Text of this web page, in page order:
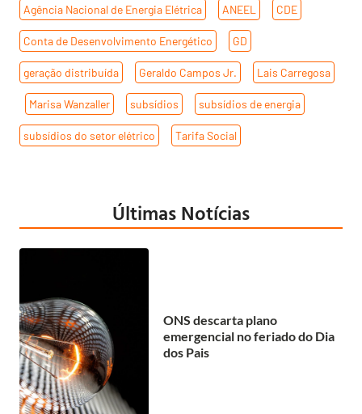
Agência Nacional de Energia Elétrica ANEEL CDE
Conta de Desenvolvimento Energético GD
geração distribuída Geraldo Campos Jr. Lais Carregosa
Marisa Wanzaller subsídios subsídios de energia
subsídios do setor elétrico Tarifa Social
Últimas Notícias
ONS descarta plano
emergencial no feriado do Dia
dos Pais